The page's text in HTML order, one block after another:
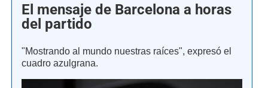
El mensaje de Barcelona a horas
del partido
"Mostrando al mundo nuestras raíces", expresó el
cuadro azulgrana.